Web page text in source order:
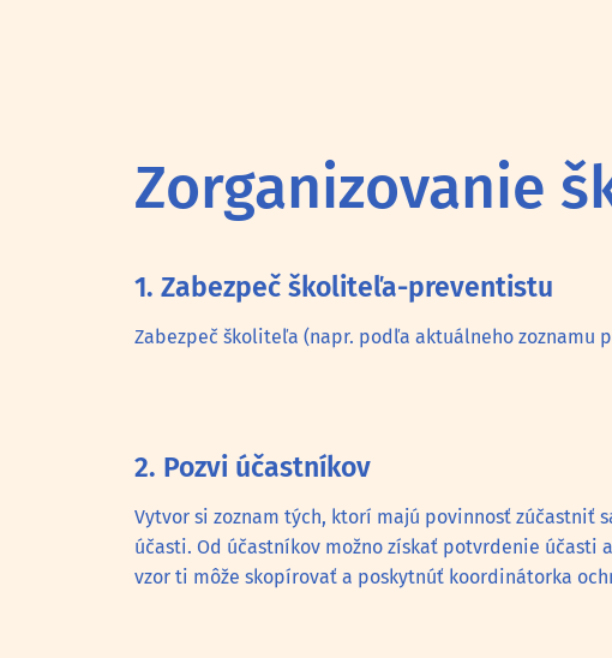
Zorganizovanie
1. Zabezpeč školiteľa-preventistu
Zabezpeč školiteľa (napr. podľa aktuálneho zoznamu
2. Pozvi účastníkov
Vytvor si zoznam tých, ktorí majú povinnosť zúčastniť
účasti. Od účastníkov možno získať potvrdenie
vzor ti môže skopírovať a poskytnúť koordinátorka